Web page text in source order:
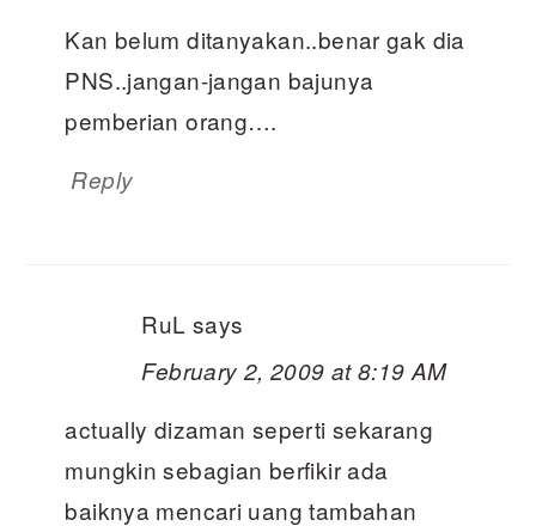
Kan belum ditanyakan..benar gak dia
PNS..jangan-jangan bajunya
pemberian orang….
Reply
RuL says
February 2, 2009 at 8:19 AM
actually dizaman seperti sekarang
mungkin sebagian berfikir ada
baiknya mencari uang tambahan